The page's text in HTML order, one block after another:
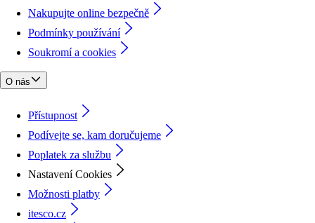
Nakupujte online bezpečně
Podmínky používání
Soukromí a cookies
O nás
Přístupnost
Podívejte se, kam doručujeme
Poplatek za službu
Nastavení Cookies
Možnosti platby
itesco.cz